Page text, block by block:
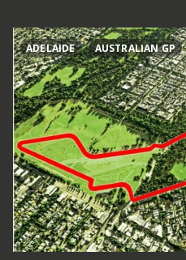
ADELAIDE AUSTRALIAN GP